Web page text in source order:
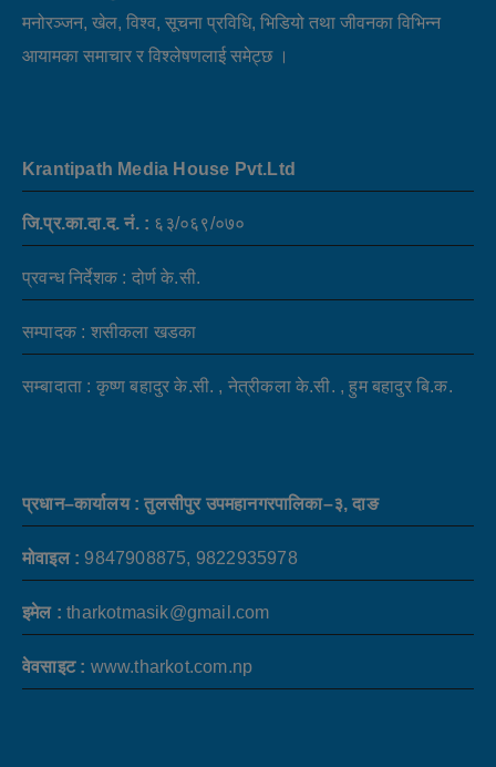
मनोरञ्जन, खेल, विश्व, सूचना प्रविधि, भिडियो तथा जीवनका विभिन्न
आयामका समाचार र विश्लेषणलाई समेट्छ ।
Krantipath Media House Pvt.Ltd
जि.प्र.का.दा.द. नं. : ६३/०६९/०७०
प्रवन्ध निर्देशक : दोर्ण के.सी.
सम्पादक : शसीकला खडका
सम्बादाता : कृष्ण बहादुर के.सी. , नेत्रीकला के.सी. , हुम बहादुर बि.क.
प्रधान–कार्यालय : तुलसीपुर उपमहानगरपालिका–३, दाङ
मोवाइल : 9847908875, 9822935978
इमेल :tharkotmasik@gmail.com
वेवसाइट : www.tharkot.com.np